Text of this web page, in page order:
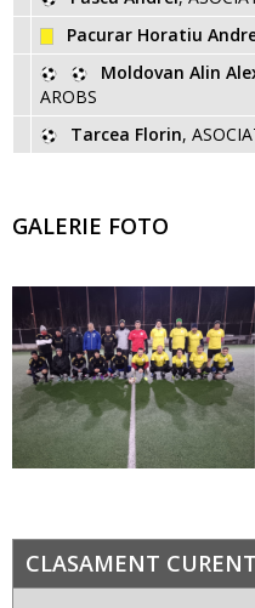
Pacurar Horatiu
Moldovan Alin
AROBS
Tarcea Florin,
GALERIE FOTO
CLASAMENT CURENT